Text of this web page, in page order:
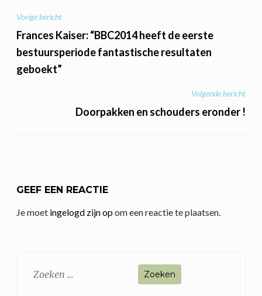
BERICHT
NAVIGATIE
Vorige bericht
Frances Kaiser: “BBC2014 heeft de eerste
bestuursperiode fantastische resultaten
geboekt”
Volgende bericht
Doorpakken en schouders eronder !
GEEF EEN REACTIE
Je moet ingelogd zijn opom een reactie te plaatsen.
Zoeken